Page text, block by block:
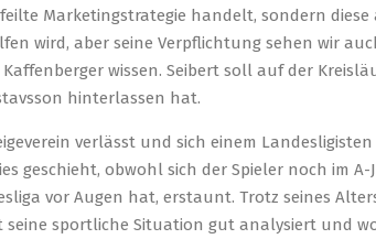
Marketingstrategie handelt, sondern diese
wird, aber seine Verpflichtung sehen wir
wissen. Seibert soll auf der
hinterlassen hat.
verlässt und sich einem
geschieht, obwohl sich der Spieler noch im
vor Augen hat, erstaunt. Trotz seines
sportliche Situation gut analysiert und